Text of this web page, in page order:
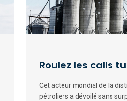
Roulez les calls
Cet acteur mondial de la
pétroliers a dévoilé sans